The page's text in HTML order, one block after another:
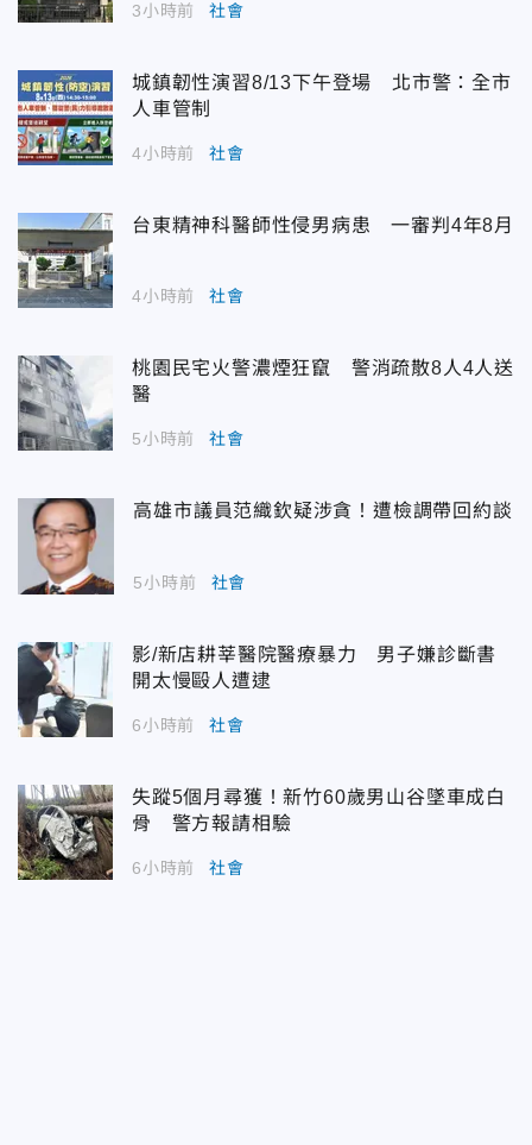
3小時前 社會
城鎮韌性演習8/13下午登場 北市警：全市
人車管制
4小時前 社會
台東精神科醫師性侵男病患 一審判4年8月
4小時前 社會
桃園民宅火警濃煙狂竄 警消疏散8人4人送
醫
5小時前 社會
高雄市議員范織欽疑涉貪！遭檢調帶回約談
5小時前 社會
影/新店耕莘醫院醫療暴力 男子嫌診斷書
開太慢毆人遭逮
6小時前 社會
失蹤5個月尋獲！新竹60歲男山谷墜車成白
骨 警方報請相驗
6小時前 社會